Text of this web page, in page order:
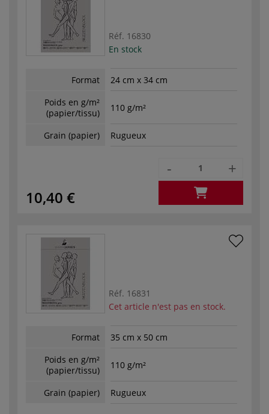
Réf. 16830
En stock
Format
24 cm x 34 cm
Poids en g/m²
(papier/tissu)
110 g/m²
Grain (papier) Rugueux
10,40 €
- +
Réf. 16831
Cet article n'est pas en stock.
Format
35 cm x 50 cm
Poids en g/m²
(papier/tissu)
110 g/m²
Grain (papier) Rugueux